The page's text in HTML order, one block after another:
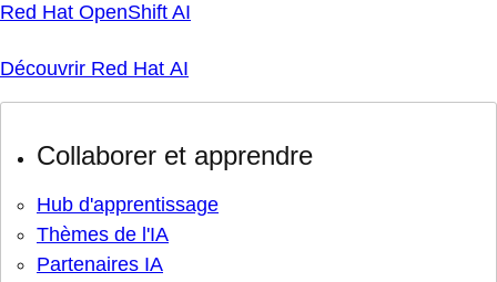
Red Hat OpenShift AI
Découvrir Red Hat AI
Collaborer et apprendre
Hub d'apprentissage
Thèmes de l'IA
Partenaires IA